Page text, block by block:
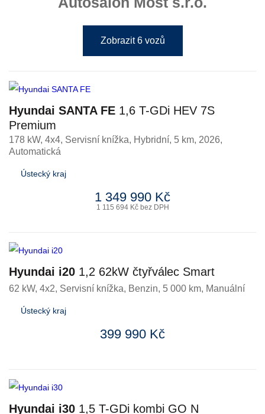
Zobrazit 6 vozů
Hyundai SANTA FE 1,6 T-GDi HEV 7S
Premium
178 kW, 4x4, Servisní knížka, Hybridní, 5 km, 2026,
Automatická
Ústecký kraj
1 349 990 Kč
1 115 694 Kč bez DPH
Hyundai i20 1,2 62kW čtyřválec Smart
62 kW, 4x2, Servisní knížka, Benzin, 5 000 km, Manuální
Ústecký kraj
399 990 Kč
Hyundai i30 1,5 T-GDi kombi GO N